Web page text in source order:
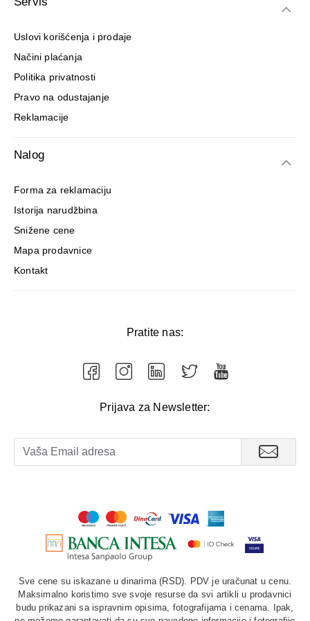
Uslovi korišćenja i prodaje
Načini plaćanja
Politika privatnosti
Pravo na odustajanje
Reklamacije
Nalog
Forma za reklamaciju
Istorija narudžbina
Snižene cene
Mapa prodavnice
Kontakt
Pratite nas:
Prijava za Newsletter:
Sve cene su iskazane u dinarima (RSD). PDV je uračunat u cenu.
Maksimalno koristimo sve svoje resurse da svi artikli u prodavnici
budu prikazani sa ispravnim opisima, fotografijama i cenama. Ipak,